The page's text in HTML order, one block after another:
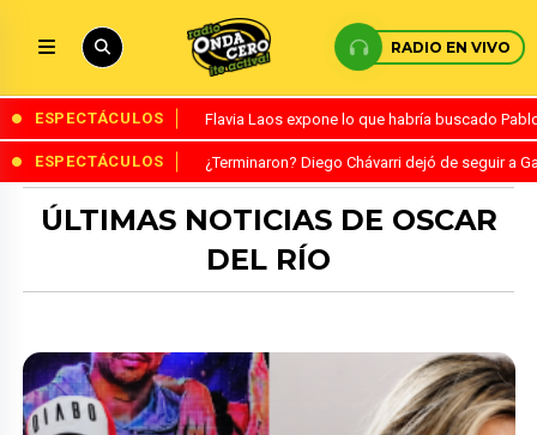
RADIO EN VIVO
ESPECTÁCULOS Flavia Laos expone lo que habría buscado
ESPECTÁCULOS ¿Terminaron? Diego Chávarri dejó de seguir a
ÚLTIMAS NOTICIAS DE OSCAR
DEL RÍO